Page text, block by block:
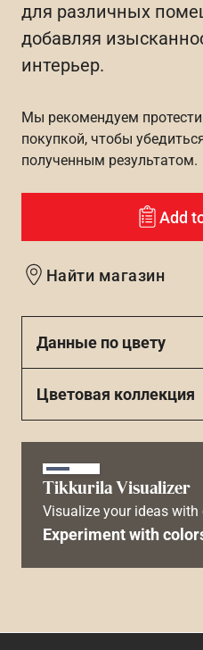
для различных
добавляя
интерьер.
Мы рекомендуем
покупкой, чтобы
полученным результатом.
Add
Найти магазин
Данные по цвету
Цветовая коллекция
Tikkurila Visualizer
Visualize your ideas
Experiment with